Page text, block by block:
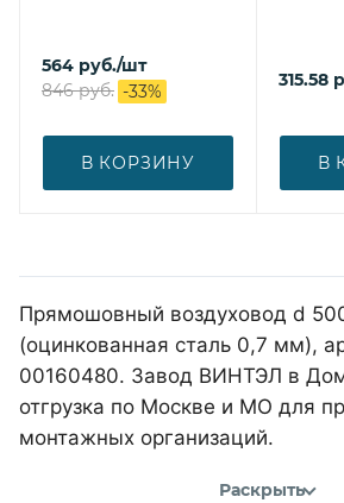
564 руб./шт
846руб. -33%
В КОРЗИНУ
315.58
В
Прямошовный воздуховод d
(оцинкованная сталь 0,7 мм),
00160480. Завод ВИНТЭЛ в
отгрузка по Москве и МО для
монтажных организаций.
Раскрыть